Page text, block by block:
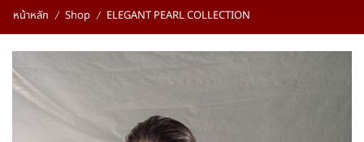
หน้าหลัก / Shop / ELEGANT PEARL COLLECTION